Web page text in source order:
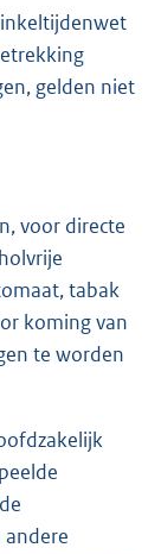
gelden niet
voor directe
tabak
koming van
te worden
andere